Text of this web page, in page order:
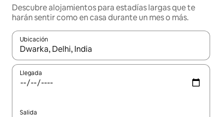
Descubre alojamientos para estadías largas que te
harán sentir como en casa durante un mes o más.
Ubicación
Cuando los resultados estén disponibles, navega con las
Llegada
Salida